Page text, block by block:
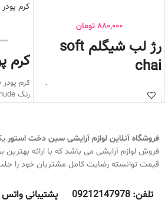
880,000 تومان
رژ لب شیگلم soft
chai
دارای 2 سر , یک سر خط لب و سر دیگر
رژ لب می باشد
ماندگاری عالی
بسیار نرم و روان
روی لب تکه تکه نمی شود
کرم
کرم
کرم
رنگ nude
فاقد
روی
ضد آب و
به هیچ
شود
فروشگاه آنلاین لوازم آرایشی سین دخت استور
فروش لوازم آرایشی می باشد که با ارائه بهترین
قیمت توانسته رضایت کامل مشتریان خود را
تلفن: 09212147978 پشتیبانی واتس اپ: